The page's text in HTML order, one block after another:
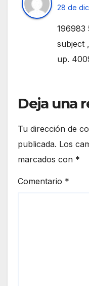
28 de
196983
subject
up.
Deja una
Tu dirección de
publicada. Los
marcados con *
Comentario *